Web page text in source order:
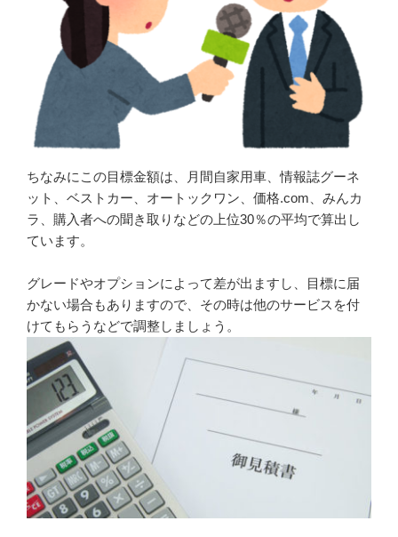
ちなみにこの目標金額は、月間自家用車、情報誌グーネ
ット、ベストカー、オートックワン、価格.com、みんカ
ラ、購入者への聞き取りなどの上位30％の平均で算出し
ています。
グレードやオプションによって差が出ますし、目標に届
かない場合もありますので、その時は他のサービスを付
けてもらうなどで調整しましょう。